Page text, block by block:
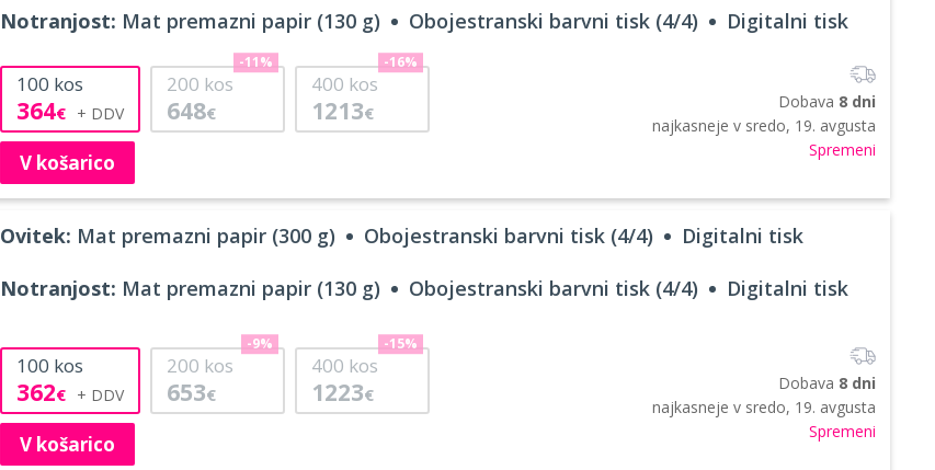
Notranjost: Mat premazni papir (130 g) Obojestranski barvni tisk (4/4) Digitalni tisk
100 kos
364€
200 kos
648€
-11%
400 kos
1213€
-16%
V košarico
Dobava 8 dni
najkasneje v sredo, 19. avgusta
Spremeni
Ovitek: Mat premazni papir (300 g) Obojestranski barvni tisk (4/4) Digitalni tisk
Notranjost: Mat premazni papir (130 g) Obojestranski barvni tisk (4/4) Digitalni tisk
100 kos
362€
200 kos
653€
-9%
400 kos
1223€
-15%
V košarico
Dobava 8 dni
najkasneje v sredo, 19. avgusta
Spremeni